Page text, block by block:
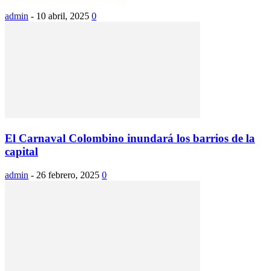
admin - 10 abril, 2025 0
El Carnaval Colombino inundará los barrios de la
capital
admin - 26 febrero, 2025 0